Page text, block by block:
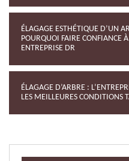
ÉLAGAGE ESTHÉTIQUE D’UN
POURQUOI FAIRE CONFIANCE
ENTREPRISE DR
ÉLAGAGE D’ARBRE :
LES MEILLEURES CONDITIONS